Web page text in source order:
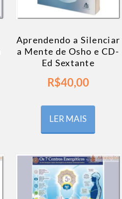
Aprendendo a Silenciar
a Mente de Osho e CD-
Ed Sextante
R$40,00
LER MAIS